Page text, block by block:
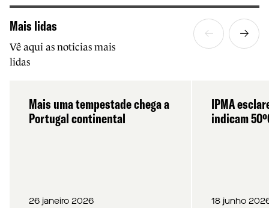
Mais lidas
Vê aqui as noticias mais
lidas
Mais uma tempestade chega a
Portugal continental
26 janeiro 2026
IPMA
indicam
18 junho